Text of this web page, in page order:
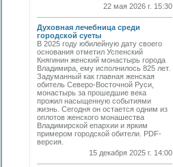
22 мая 2026 г. 15:30
Духовная лечебница среди
городской суеты
В 2025 году юбилейную дату своего
основания отметил Успенский
Княгинин женский монастырь города
Владимира, ему исполнилось 825 лет.
Задуманный как главная женская
обитель Северо-Восточной Руси,
монастырь за прошедшие века
прожил насыщенную событиями
жизнь. Сегодня он остается одним из
оплотов женского монашества
Владимирской епархии и ярким
примером городской обители. PDF-
версия.
15 декабря 2025 г. 14:00